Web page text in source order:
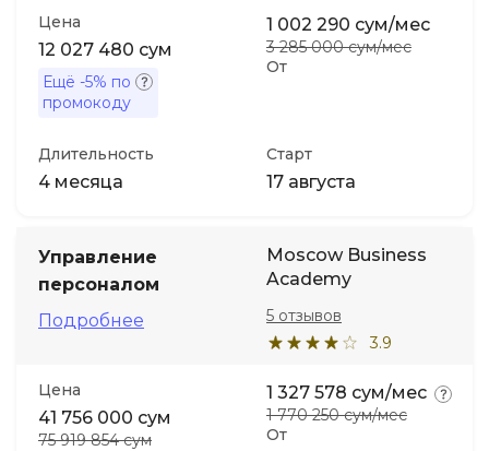
Цена
12 027 480 сум
Ещё -5% по
промокоду
От
1 002 290 сум/мес
3 285 000 сум/мес
Длительность
4 месяца
Старт
17 августа
Управление
персоналом
Подробнее
Moscow Business
Academy
3.9
5 отзывов
Цена
41 756 000 сум
75 919 854 сум От
1 327 578 сум/мес
1 770 250 сум/мес
Soft Skills
ДПО